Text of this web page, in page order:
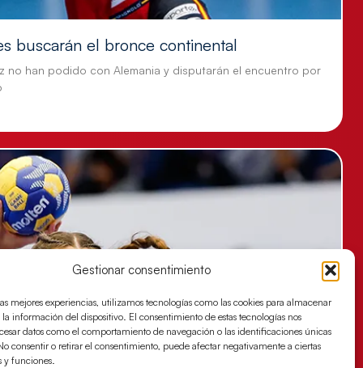
Gestionar consentimiento
mejores experiencias, utilizamos tecnologías como las cookies para almacenar
información del dispositivo. El consentimiento de estas tecnologías nos
datos como el comportamiento de navegación o las identificaciones únicas
consentir o retirar el consentimiento, puede afectar negativamente a ciertas
y funciones.
buscarán el bronce continental
no han podido con Alemania y disputarán el encuentro por